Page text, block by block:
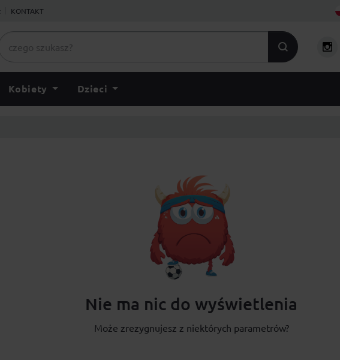
KONTAKT
Kobiety Dzieci
Nie ma nic do wyświetlenia
Może zrezygnujesz z niektórych parametrów?